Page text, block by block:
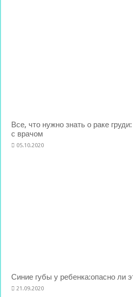
Все, что нужно знать о раке
с врачом
05.10.2020
Синие губы у ребенка:опасно ли
21.09.2020